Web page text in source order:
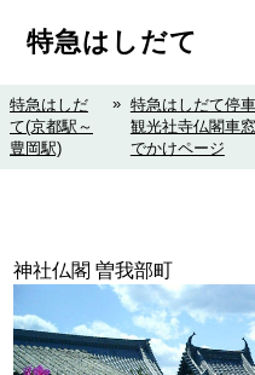
特急はしだて
特急はしだ
て(京都駅～
豊岡駅)
» 特急はしだて停
観光社寺仏閣車
でかけページ
神社仏閣 曽我部町